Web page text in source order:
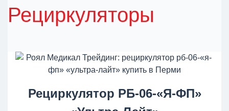
Рециркуляторы
Рециркулятор РБ-06-«Я-ФП»